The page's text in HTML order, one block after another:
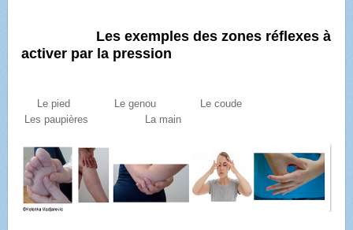
Les exemples des zones réflexes à
activer par la pression
Le pied Le genou Le coude
Les paupières La main